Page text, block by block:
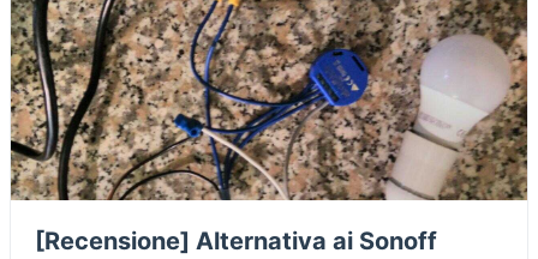
[Recensione] Alternativa ai Sonoff